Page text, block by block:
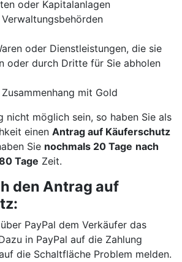
oder Kapitalanlagen
oder Dienstleistungen, die sie
oder durch Dritte für Sie abholen
mit Gold
nicht möglich sein, so haben Sie als
einen Antrag auf Käuferschutz
Sie nochmals 20 Tage nach
Tage Zeit.
den Antrag auf
PayPal dem Verkäufer das
in PayPal auf die Zahlung
die Schaltfläche Problem melden.